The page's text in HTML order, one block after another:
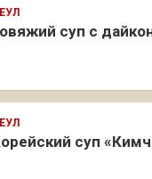
суп с
суп